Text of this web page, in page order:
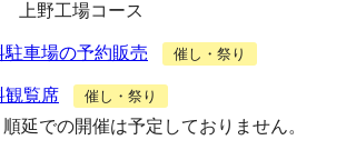
上野工場コース
車場の予約販売 催し・祭り
観覧席 催し・祭り
延での開催は予定しておりません。